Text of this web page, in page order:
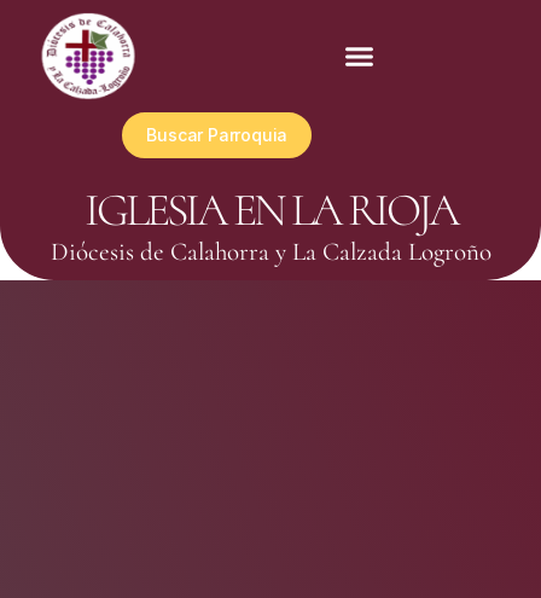
Buscar Parroquia
IGLESIA EN LA RIOJA
Diócesis de Calahorra y La Calzada Logroño